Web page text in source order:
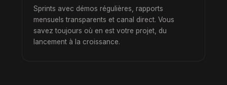
Sprints avec démos régulières, rapports
mensuels transparents et canal direct. Vous
savez toujours où en est votre projet, du
lancement à la croissance.